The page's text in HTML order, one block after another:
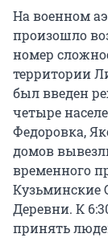
На военном
произошло
номер
территории
был введен
четыре
Федоровка,
домов
временного
Кузьминские
Деревни. К
принять